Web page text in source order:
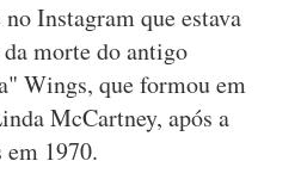
Instagram que estava
morte do antigo
Wings, que formou em
McCartney, após a
em 1970.